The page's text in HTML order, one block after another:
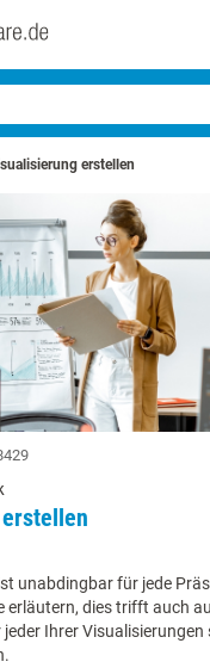
erstellen
unabdingbar für jede
erläutern, dies trifft auch
Ihrer